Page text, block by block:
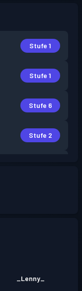
Stufe 1
Stufe 1
Stufe 6
Stufe 2
_Lenny_